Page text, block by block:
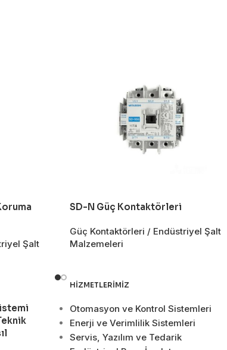
Şalt
SD-N Güç Kontaktörleri
Güç Kontaktörleri / Endüstriyel Şalt
Malzemeleri
HIZMETLERIMIZ
Otomasyon ve Kontrol Sistemleri
Enerji ve Verimlilik Sistemleri
Servis, Yazılım ve Tedarik